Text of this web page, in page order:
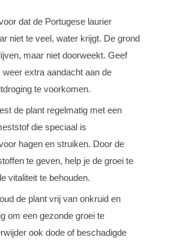
dat de Portugese laurier
niet te veel, water krijgt. De grond
maar niet doorweekt. Geef
extra aandacht aan de
te voorkomen.
de plant regelmatig met een
die speciaal is
hagen en struiken. Door de
te geven, help je de groei te
vitaliteit te behouden.
de plant vrij van onkruid en
om een gezonde groei te
ook dode of beschadigde